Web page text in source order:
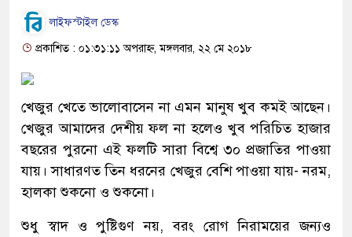
লাইফস্টাইল ডেস্ক
প্রকাশিত : ০১:৩১:১১ অপরাহ্ন, মঙ্গলবার, ২২ মে ২০১৮
খেজুর খেতে ভালোবাসেন না এমন মানুষ খুব কমই আছেন।
খেজুর আমাদের দেশীয় ফল না হলেও খুব পরিচিত হাজার
বছরের পুরনো এই ফলটি সারা বিশ্বে ৩০ প্রজাতির পাওয়া
যায়। সাধারণত তিন ধরনের খেজুর বেশি পাওয়া যায়- নরম,
হালকা শুকনো ও শুকনো।
শুধু স্বাদ ও পুষ্টিগুণ নয়, বরং রোগ নিরাময়ের জন্যও